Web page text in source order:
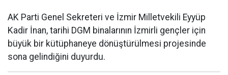
AK Parti Genel Sekreteri ve İzmir Milletvekili Eyyüp
Kadir İnan, tarihi DGM binalarının İzmirli gençler için
büyük bir kütüphaneye dönüştürülmesi projesinde
sona gelindiğini duyurdu.